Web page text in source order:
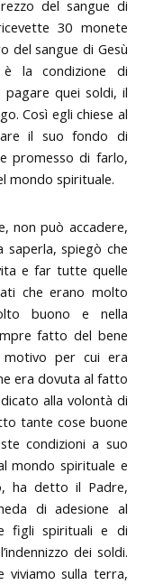
del sangue di
30 monete
del sangue di Gesù
la condizione di
pagare quei soldi, il
Così egli chiese al
il suo fondo di
promesso di farlo,
mondo spirituale.
non può accadere,
saperla, spiegò che
e far tutte quelle
che erano molto
buono e nella
fatto del bene
per cui era
era dovuta al fatto
alla volontà di
tante cose buone
condizioni a suo
mondo spirituale e
ha detto il Padre,
di adesione al
figli spirituali e di
dei soldi.
viviamo sulla terra,